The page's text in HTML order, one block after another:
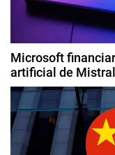
Microsoft
artificial de Mistral